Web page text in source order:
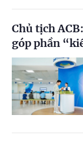
Chủ tịch
góp phần